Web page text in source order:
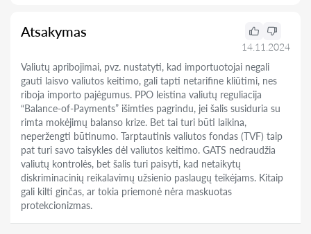
Atsakymas
14.11.2024
Valiutų apribojimai, pvz. nustatyti, kad importuotojai negali
gauti laisvo valiutos keitimo, gali tapti netarifine kliūtimi, nes
riboja importo pajėgumus. PPO leistina valiutų reguliacija
“Balance-of-Payments” išimties pagrindu, jei šalis susiduria su
rimta mokėjimų balanso krize. Bet tai turi būti laikina,
neperžengti būtinumo. Tarptautinis valiutos fondas (TVF) taip
pat turi savo taisykles dėl valiutos keitimo. GATS nedraudžia
valiutų kontrolės, bet šalis turi paisyti, kad netaikytų
diskriminacinių reikalavimų užsienio paslaugų teikėjams. Kitaip
gali kilti ginčas, ar tokia priemonė nėra maskuotas
protekcionizmas.